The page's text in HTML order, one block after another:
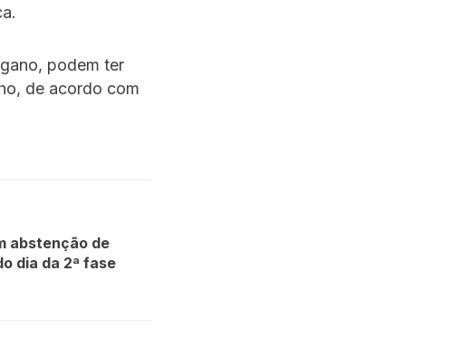
podem ter
de acordo com
abstenção de
dia da 2ª fase